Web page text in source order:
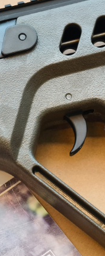
元 NT$ 元
加入購物車
】SNA Pink Venom GBB
粉紅毒液 特仕版 CNC 日本
系統 含裝飾彈 清脆滑套 送禮
元 NT$ 元
加入購物車